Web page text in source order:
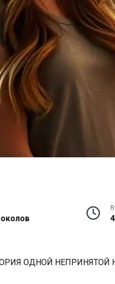
ОДНОЙ НЕПРИНЯТОЙ